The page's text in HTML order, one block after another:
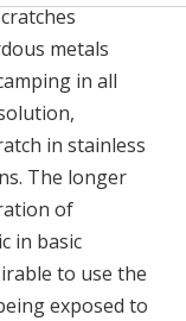
metals
in all
in stainless
The longer
of
in basic
to use the
exposed to